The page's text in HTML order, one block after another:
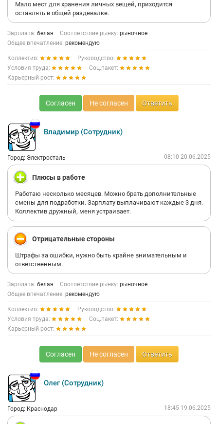
Мало мест для хранения личных вещей, приходится
оставлять в общей раздевалке.
Зарплата: белая Соответствие рынку: рыночное
Общее впечатление: рекомендую
Коллектив:
Руководство:
Условия труда:
Соц.пакет:
Карьерный рост:
Согласен Не согласен Ответить
Владимир (Сотрудник)
Город: Электросталь 08:10 20.06.2025
Плюсы в работе
Работаю несколько месяцев. Можно брать дополнительные
смены для подработки. Зарплату выплачивают каждые 3 дня.
Коллектив дружный, меня устраивает.
Отрицательные стороны
Штрафы за ошибки, нужно быть крайне внимательным и
ответственным.
Зарплата: белая Соответствие рынку: рыночное
Общее впечатление: рекомендую
Коллектив:
Руководство:
Условия труда:
Соц.пакет:
Карьерный рост:
Согласен Не согласен Ответить
Олег (Сотрудник)
Город: Краснодар 18:45 19.06.2025